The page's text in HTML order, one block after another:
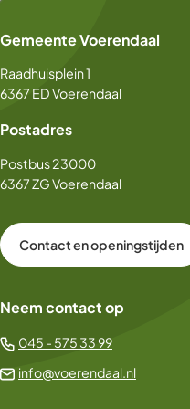
Gemeente Voerendaal
Raadhuisplein 1
6367 ED Voerendaal
Postadres
Postbus 23000
6367 ZG Voerendaal
Contact en openingstijden
Neem contact op
045 - 575 33 99(Verwijst
naar
een
info@voerendaal.nl